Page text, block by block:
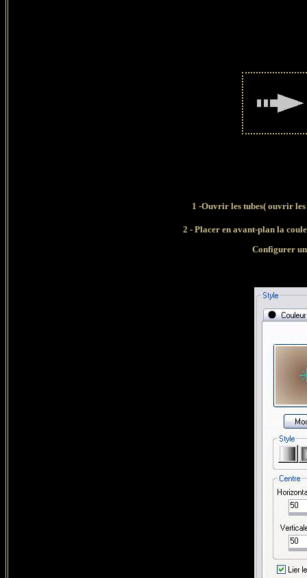
1 -Ouvrir les tubes( ouvrir
2 - Placer en avant-plan la
Configurer